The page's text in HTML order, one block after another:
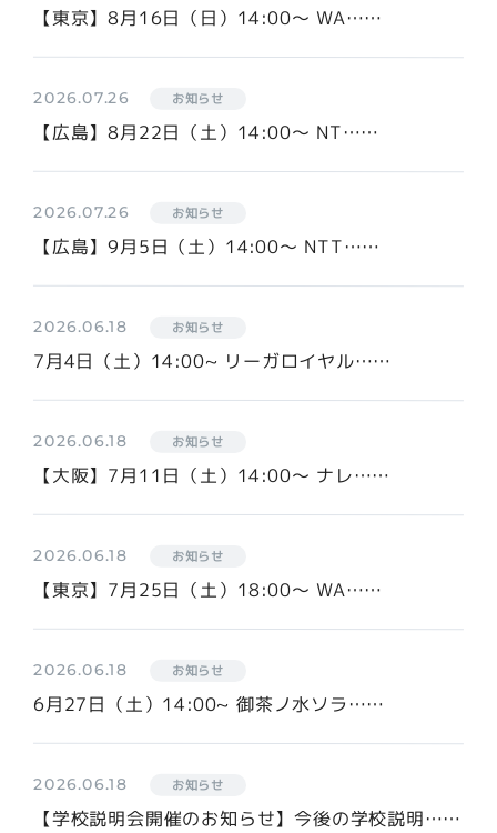
【東京】8月16日（日）14:00〜 WA……
2026.07.26 お知らせ
【広島】8月22日（土）14:00〜 NT……
2026.07.26 お知らせ
【広島】9月5日（土）14:00〜 NTT……
2026.06.18 お知らせ
7月4日（土）14:00~ リーガロイヤル……
2026.06.18 お知らせ
【大阪】7月11日（土）14:00〜 ナレ……
2026.06.18 お知らせ
【東京】7月25日（土）18:00〜 WA……
2026.06.18 お知らせ
6月27日（土）14:00~ 御茶ノ水ソラ……
2026.06.18 お知らせ
【学校説明会開催のお知らせ】今後の学校説明……